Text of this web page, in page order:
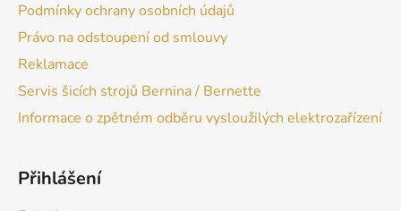
Podmínky ochrany osobních údajů
Právo na odstoupení od smlouvy
Reklamace
Servis šicích strojů Bernina / Bernette
Informace o zpětném odběru vysloužilých elektrozařízení
Přihlášení